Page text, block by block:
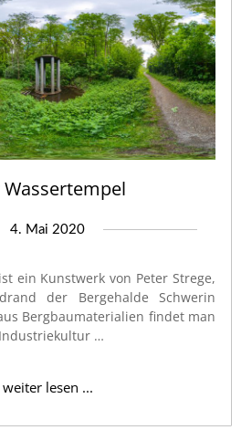
Wassertempel
4. Mai 2020
ein Kunstwerk von Peter Strege,
der Bergehalde Schwerin
Bergbaumaterialien findet man
…
weiter lesen ...